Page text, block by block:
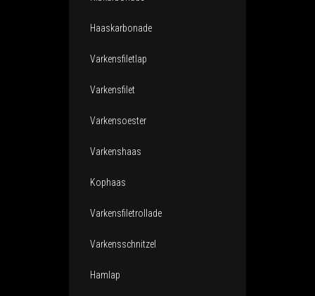
Haaskarbonade
Varkensfiletlap
Varkensfilet
Varkensoester
Varkenshaas
Kophaas
Varkensfiletrollade
Varkensschnitzel
Hamlap